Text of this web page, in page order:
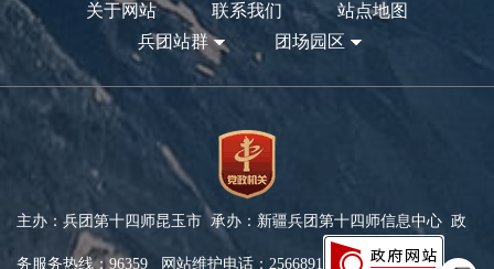
关于网站 联系我们
站点地图
兵团站群
团场园区
主办：兵团第十四师昆玉市 承办：新疆兵团第十四师信息中心 政
务服务热线：96359 网站维护电话：2566891